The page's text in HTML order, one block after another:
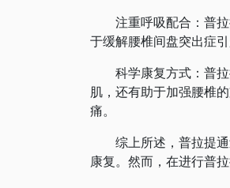
注重呼吸配合‌：普拉
于缓解腰椎间盘突出症
科学康复方式‌：普拉
肌，还有助于加强腰椎
痛。
综上所述，普拉提通
康复。然而，在进行普